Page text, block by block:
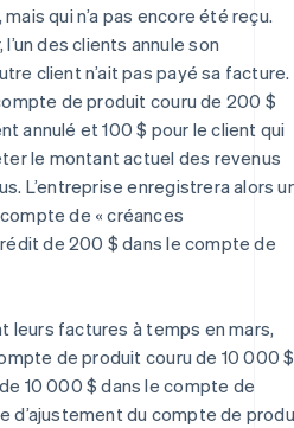
qui n’a pas encore été reçu.
des clients annule son
client n’ait pas payé sa facture.
de produit couru de 200 $
annulé et 100 $ pour le client qui
le montant actuel des revenus
L’entreprise enregistrera alors
de « créances
de 200 $ dans le compte de
leurs factures à temps en mars,
de produit couru de 10 000 $
10 000 $ dans le compte de
d’ajustement du compte de